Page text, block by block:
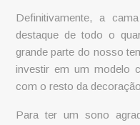
Definitivamente, a cama
destaque de todo o
grande parte do nosso
investir em um modelo
com o resto da
Para ter um sono